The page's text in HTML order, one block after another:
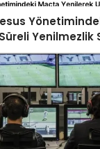
Yenilmezlik